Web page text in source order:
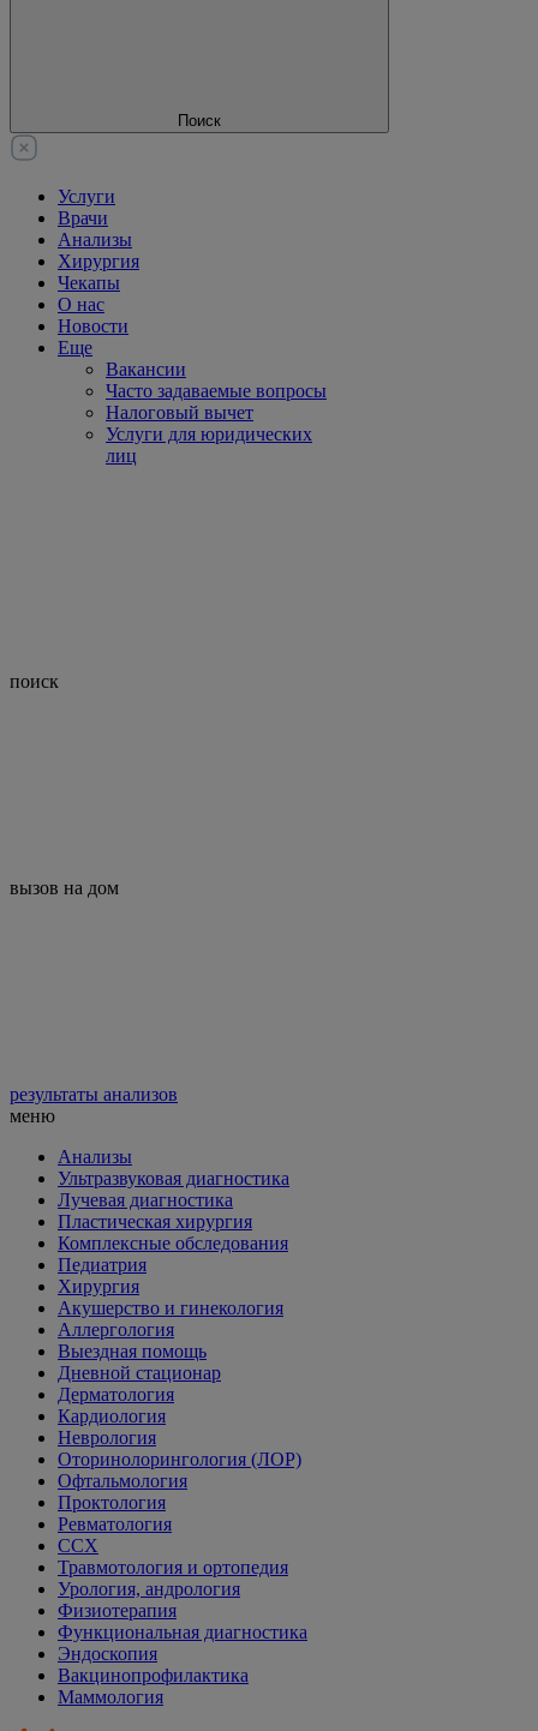
Поиск
Услуги
Врачи
Анализы
Хирургия
Чекапы
О нас
Новости
Еще
Вакансии
Часто задаваемые вопросы
Налоговый вычет
Услуги для юридических
лиц
поиск
вызов на дом
результаты анализов
меню
Анализы
Ультразвуковая диагностика
Лучевая диагностика
Пластическая хирургия
Комплексные обследования
Педиатрия
Хирургия
Акушерство и гинекология
Аллергология
Выездная помощь
Дневной стационар
Дерматология
Кардиология
Неврология
Оторинолорингология (ЛОР)
Офтальмология
Проктология
Ревматология
ССХ
Травмотология и ортопедия
Урология, андрология
Физиотерапия
Функциональная диагностика
Эндоскопия
Вакцинопрофилактика
Маммология